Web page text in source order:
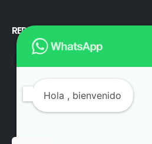
REDES SOCIALES
Hola , bienvenido